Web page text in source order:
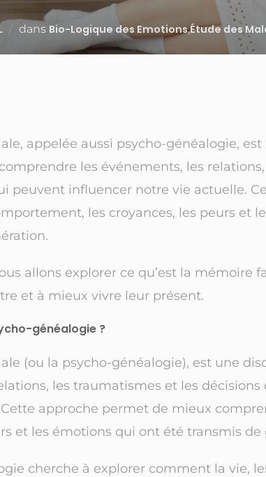
dans Bio-Logique des Emotions,Étude des
appelée aussi psycho-généalogie,
les événements, les
peuvent influencer notre vie actuelle.
les croyances, les peurs et
allons explorer ce qu’est la
et à mieux vivre leur présent.
généalogie ?
(ou la psycho-généalogie), est une
les traumatismes et les
approche permet de mieux
et les émotions qui ont été transmis
cherche à explorer comment la vie,